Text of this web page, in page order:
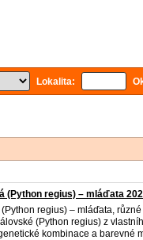
Lokalita:
(Python regius) – mláďata
regius) – mláďata,
(Python regius) z
kombinace a barevné